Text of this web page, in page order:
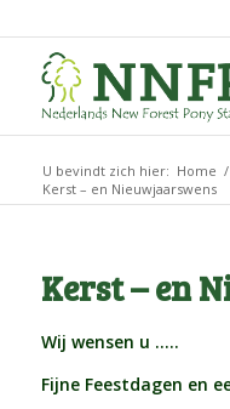
U bevindt zich hier: Home /
Kerst – en Nieuwjaarswens
Kerst – en
Wij wensen u …..
Fijne Feestdagen en